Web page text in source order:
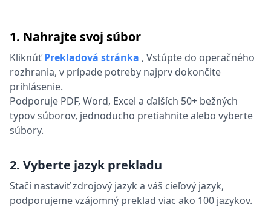
1. Nahrajte svoj súbor
Kliknúť Prekladová stránka , Vstúpte do operačného
rozhrania, v prípade potreby najprv dokončite
prihlásenie.
Podporuje PDF, Word, Excel a ďalších 50+ bežných
typov súborov, jednoducho pretiahnite alebo vyberte
súbory.
2. Vyberte jazyk prekladu
Stačí nastaviť zdrojový jazyk a váš cieľový jazyk,
podporujeme vzájomný preklad viac ako 100 jazykov.